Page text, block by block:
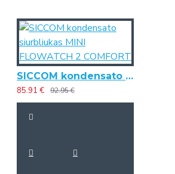
SICCOM kondensato siurbliukas MINI FLOWATCH 2 COMFORT
85.91 € 92.95 €